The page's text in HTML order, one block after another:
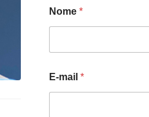
Nome *
E-mail *